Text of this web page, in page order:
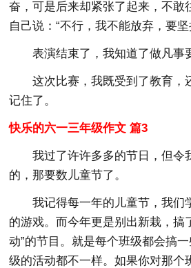
奋，可是后来却紧张了起来，不敢
自己说：“不行，我不能放弃，要坚
表演结束了，我知道了做凡事
这次比赛，我既受到了教育，
记住了。
快乐的六一三年级作文 篇3
我过了许许多多的节日，但令
的，那要数儿童节了。
我记得每一年的儿童节，我们
的游戏。而今年更是别出新栽，搞
动”的节目。就是每个班级都会搞
级的活动都不一样。如果你对那个